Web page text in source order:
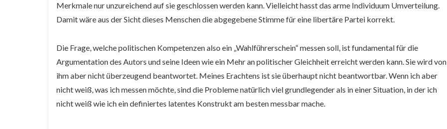
Merkmale nur unzureichend auf sie geschlossen werden kann. Vielleicht hasst das arme Individuum Umverteilung.
Damit wäre aus der Sicht dieses Menschen die abgegebene Stimme für eine libertäre Partei korrekt.
Die Frage, welche politischen Kompetenzen also ein „Wahlführerschein“ messen soll, ist fundamental für die
Argumentation des Autors und seine Ideen wie ein Mehr an politischer Gleichheit erreicht werden kann. Sie wird von
ihm aber nicht überzeugend beantwortet. Meines Erachtens ist sie überhaupt nicht beantwortbar. Wenn ich aber
nicht weiß, was ich messen möchte, sind die Probleme natürlich viel grundlegender als in einer Situation, in der ich
nicht weiß wie ich ein definiertes latentes Konstrukt am besten messbar mache.